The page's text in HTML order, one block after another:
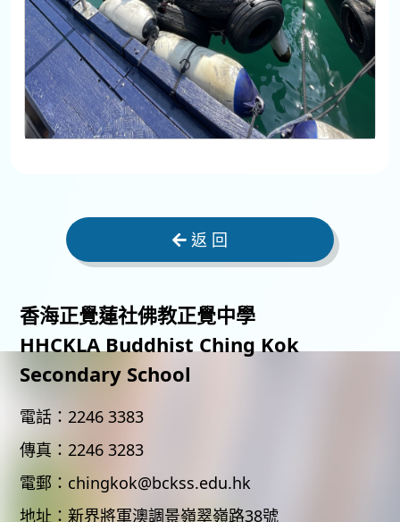
返 回
香海正覺蓮社佛教正覺中學
HHCKLA Buddhist Ching Kok
Secondary School
電話： 2246 3383
傳真： 2246 3283
電郵： chingkok@bckss.edu.hk
地址： 新界將軍澳調景嶺翠嶺路38號